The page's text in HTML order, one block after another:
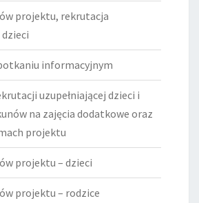
projektu, rekrutacja
dzieci
informacyjnym
uzupełniającej dzieci i
na zajęcia dodatkowe oraz
projektu
projektu – dzieci
projektu – rodzice